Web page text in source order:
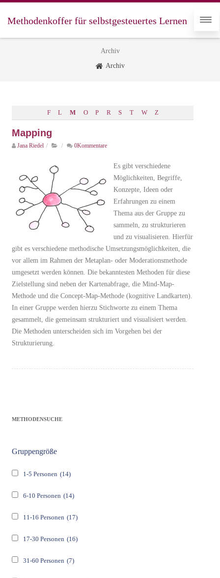
Methodenkoffer für selbstgesteuertes Lernen
Archiv
Archiv
F L M O P R S T W Z
Mapping
Jana Riedel / / 0Kommentare
Es gibt verschiedene
Möglichkeiten, Begriffe,
Konzepte, Ideen oder
Erfahrungen zu einem
Thema aus der Gruppe zu
sammeln, zu strukturieren
und zu visualisieren. Hierfür
gibt es verschiedene methodische Umsetzungsmöglichkeiten, die
vor allem im Rahmen der Metaplan- oder Moderationsmethode
umgesetzt werden können. Die bekanntesten Methoden für diese
Zielstellung sind neben der Kartenabfrage, die Mind-Map-
Methode und die Concept-Map-Methode (kognitive Landkarten).
In einer Gruppe werden hierzu Stichworte zu einem Thema
gesammelt, die gemeinsam strukturiert und visualisiert werden.
Die Methoden unterscheiden sich im Vorgehen bei der
Strukturierung.
METHODENSUCHE
Gruppengröße
1-5 Personen (14)
6-10 Personen (14)
11-16 Personen (17)
17-30 Personen (16)
31-60 Personen (7)